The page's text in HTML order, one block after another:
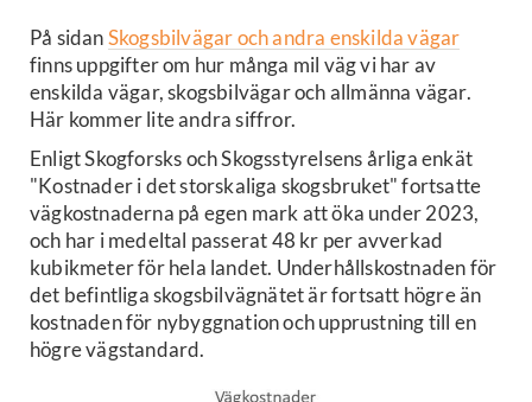
På sidanSkogsbilvägar och andra enskilda vägar
finns uppgifter om hur många mil väg vi har av
enskilda vägar, skogsbilvägar och allmänna vägar.
Här kommer lite andra siffror.
Enligt Skogforsks och Skogsstyrelsens årliga enkät
"Kostnader i det storskaliga skogsbruket" fortsatte
vägkostnaderna på egen mark att öka under 2023,
och har i medeltal passerat 48 kr per avverkad
kubikmeter för hela landet. Underhållskostnaden för
det befintliga skogsbilvägnätet är fortsatt högre än
kostnaden för nybyggnation och upprustning till en
högre vägstandard.